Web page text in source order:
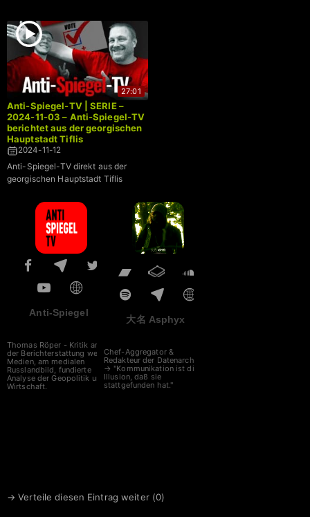
27:01
Anti-Spiegel-TV | SERIE –
2024-11-03 – Anti-Spiegel-TV
berichtet aus der georgischen
Hauptstadt Tiflis
2024-11-12
Anti-Spiegel-TV direkt aus der
georgischen Hauptstadt Tiflis
Anti-Spiegel
Thomas Röper - Kritik an
der Berichterstattung westl.
Medien, am medialen
Russlandbild, fundierte
Analyse der Geopolitik und
Wirtschaft.
大名 Asphyx
Chef-Aggregator &
Redakteur der Datenarche
→ "Kommunikation ist die
Illusion, daß sie
stattgefunden hat."
→ Verteile diesen Eintrag weiter (0)